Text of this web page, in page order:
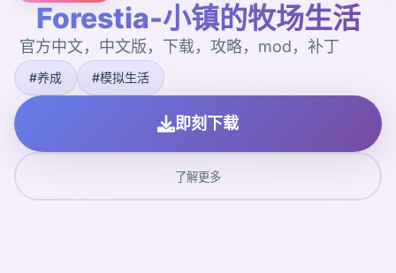
Forestia-小镇的牧场生活
官方中文，中文版，下载，攻略，mod，补丁
#养成 #模拟生活
即刻下载
了解更多